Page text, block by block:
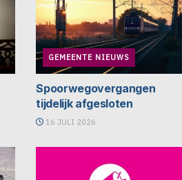
GEMEENTE NIEUWS
Spoorwegovergangen
tijdelijk afgesloten
16 JULI 2026